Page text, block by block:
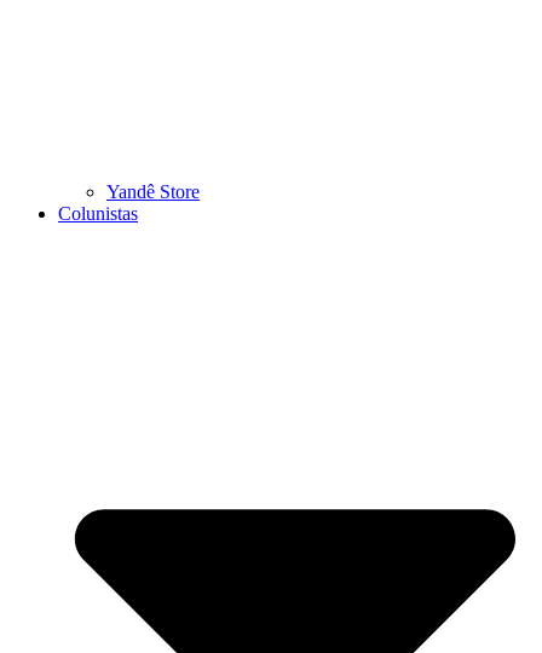
Yandê Store
Colunistas